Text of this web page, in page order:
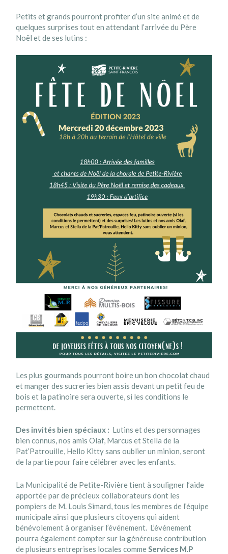
Petits et grands pourront profiter d’un site animé et de
quelques surprises tout en attendant l’arrivée du Père
Noël et de ses lutins :
Les plus gourmands pourront boire un bon chocolat chaud
et manger des sucreries bien assis devant un petit feu de
bois et la patinoire sera ouverte, si les conditions le
permettent.
Des invités bien spéciaux : Lutins et des personnages
bien connus,nos amis Olaf, Marcus et Stella de la
Pat’Patrouille, Hello Kitty sans oublier un minion, seront
de la partie pour faire célébrer avec les enfants.
La Municipalité de Petite-Rivière tient à souligner l’aide
apportée par de précieux collaborateurs dont les
pompiers de M. Louis Simard, tous les membres de l’équipe
municipale ainsi que plusieurs citoyens qui aident
bénévolement à organiser l’événement. L’événement
pourra également compter sur la généreuse contribution
de plusieurs entreprises locales commeServices M.P